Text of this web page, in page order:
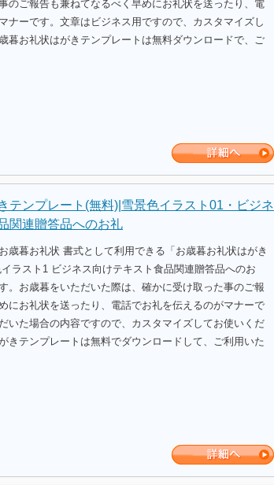
のご報告も兼ねてなるべく早めにお礼状を送ったり、電
ナーです。文章はビジネス用ですので、カスタマイズし
暮お礼状はがきテンプレートは無料ダウンロードで、ご
テンプレート(無料)|雪景色イラスト01・ビジネ
関連贈答品へのお礼
歳暮お礼状 書式として利用できる「お歳暮お礼状はがき
ラスト1 ビジネス向けテキスト食品関連贈答品へのお
。お歳暮をいただいた際は、確かに受け取った事のご報
にお礼状を送ったり、電話でお礼を伝えるのがマナーで
いた場合の内容ですので、カスタマイズしてお使いくだ
きテンプレートは無料でダウンロードして、ご利用いた